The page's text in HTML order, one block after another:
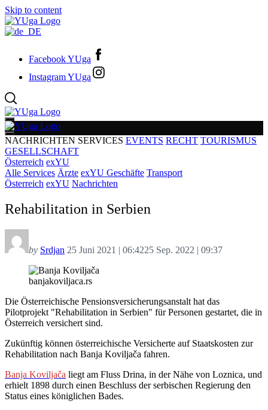
Skip to content
Facebook YUga
Instagram YUga
NACHRICHTEN SERVICES EVENTS RECHT TOURISMUS
GESELLSCHAFT
Österreich exYU
Alle Services Ärzte exYU Geschäfte Transport
Österreich exYU Nachrichten
Rehabilitation in Serbien
by Srdjan 25 Juni 2021 | 06:4225 Sep. 2022 | 09:37
banjakoviljaca.rs
Die Österreichische Pensionsversicherungsanstalt hat das
Pilotprojekt "Rehabilitation in Serbien" für Personen gestartet, die in
Österreich versichert sind.
Zukünftig können österreichische Versicherte auf Staatskosten zur
Rehabilitation nach Banja Koviljača fahren.
Banja Koviljača liegt am Fluss Drina, in der Nähe von Loznica, und
erhielt 1898 durch einen Beschluss der serbischen Regierung den
Status eines königlichen Bades.